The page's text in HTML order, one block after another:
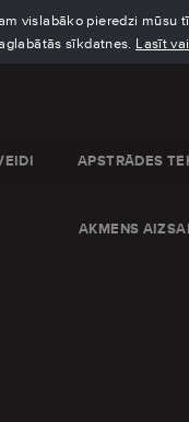
vislabāko pieredzi
sīkdatnes. Lasīt
APSTRĀDES
AKMENS